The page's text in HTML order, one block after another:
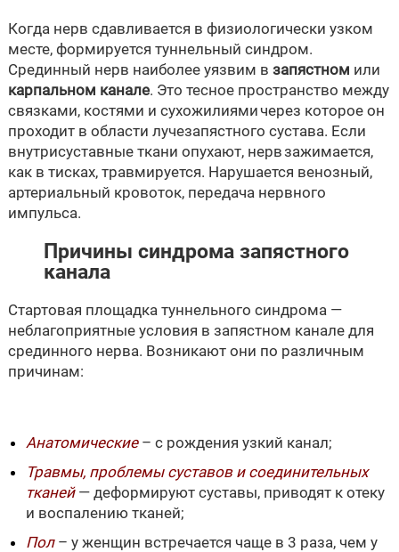
Когда нерв сдавливается в физиологически узком
месте, формируется туннельный синдром.
Срединный нерв наиболее уязвим в запястном или
карпальном канале. Это тесное пространство между
связками, костями и сухожилиями через которое он
проходит в области лучезапястного сустава. Если
внутрисуставные ткани опухают, нерв зажимается,
как в тисках, травмируется. Нарушается венозный,
артериальный кровоток, передача нервного
импульса.
Причины синдрома запястного
канала
Стартовая площадка туннельного синдрома —
неблагоприятные условия в запястном канале для
срединного нерва. Возникают они по различным
причинам:
Анатомические– с рождения узкий канал;
Травмы, проблемы суставов и соединительных
тканей— деформируют суставы, приводят к отеку
и воспалению тканей;
Пол– у женщин встречается чаще в 3 раза, чем у